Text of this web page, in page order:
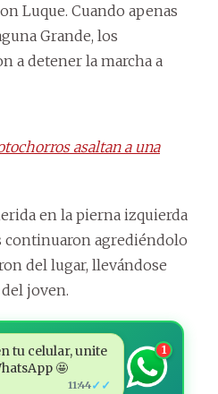
Luque. Cuando apenas
Grande, los
a detener la marcha a
asaltan a una
en la pierna izquierda
continuaron agrediéndolo
del lugar, llevándose
joven.
tu celular, unite
🤩
11:44✓✓
1